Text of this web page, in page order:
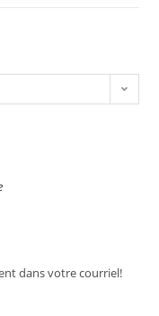
dans votre courriel!